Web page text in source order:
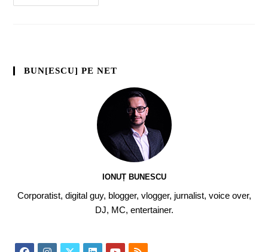
BUN[ESCU] PE NET
IONUȚ BUNESCU
Corporatist, digital guy, blogger, vlogger, jurnalist, voice over,
DJ, MC, entertainer.